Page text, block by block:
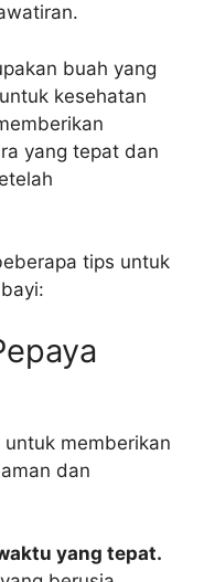
buah yang
kesehatan
yang tepat dan
tips untuk
memberikan
dan
yang tepat.